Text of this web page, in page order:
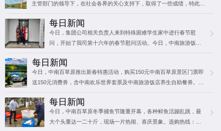
主管部门的领导下，在社会各界的关心支持下，取得了一些成绩，特此向
鸵鸟蛋…每日新闻
今日，集团公司相关负责人来到特殊困难学生家中进行春节慰
问，开始了我司第十六年的春节慰问活动。今日，中南旅游饭店
游客展现了浓浓的湖州味道。今日，景…
每日新闻
今日，中南百草原推出新春特惠活动，购买150元中南百草原景区门票即
送150元消费券，含中南欢乐世界套票及中南旅游饭店养生自助餐券。活
每日新闻
今日，中南百草原冬季捕鱼节隆重开幕，各种鲜鱼活蹦乱跳，最
大个头重达一二十斤，现场一片热闹、喜庆景象。选购热线：许